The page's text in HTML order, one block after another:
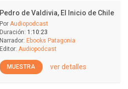
Pedro de Valdivia, El Inicio de Chile
Por Audiopodcast
Duración: 1:10:23
Narrador: Ebooks Patagonia
Editor: Audiopodcast
MUESTRA ver detalles